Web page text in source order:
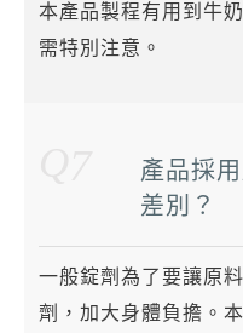
本產品製程有用到牛
需特別注意。
產品採
差別？
一般錠劑為了要讓原
劑，加大身體負擔。